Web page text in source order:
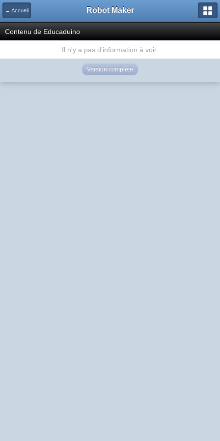
← Accueil Robot Maker
Contenu de Educaduino
Il n'y a pas d'information à voir.
Version complète